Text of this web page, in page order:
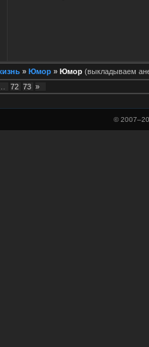
» Юмор » Юмор (выкладываем
72 73 »
© 2007–